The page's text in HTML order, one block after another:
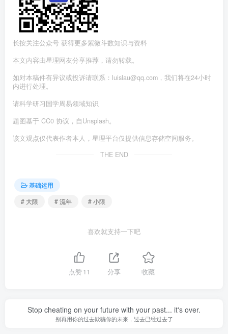
长按关注公众号 获得更多紫微斗数知识与资料
本文内容由星理网友分享推荐，请勿转载。
如对本稿件有异议或投诉请联系：luislau@qq.com，我们将在24小时
内进行处理。
请科学研习国学周易领域知识
题图基于 CC0 协议，自Unsplash。
该文观点仅代表作者本人，星理平台仅提供信息存储空间服务。
THE END
基础运用
# 大限
# 流年 # 小限
喜欢就支持一下吧
点赞11 分享 收藏
Stop cheating on your future with your past... it's over.
别再用你的过去欺骗你的未来，过去已经过去了